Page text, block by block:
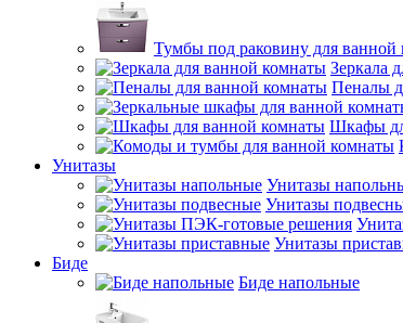
Тумбы под раковину для ванной
Зеркала
Пеналы
Шкафы
Унитазы
Унитазы
Унитазы
Унитазы
Биде
Биде напольные